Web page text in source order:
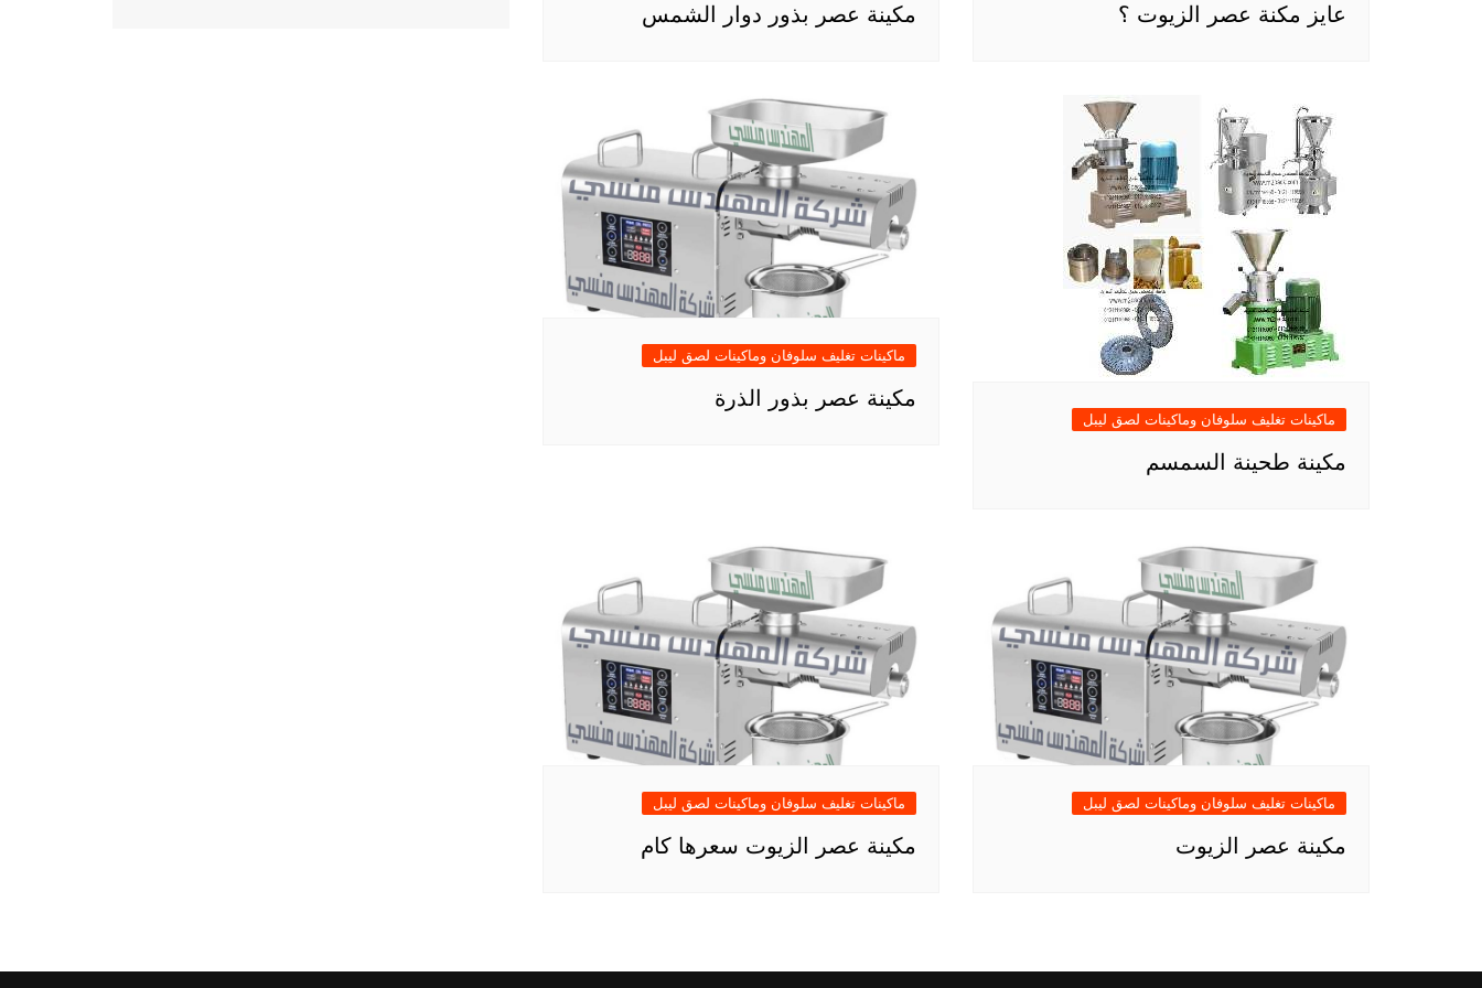
عايز مكنة عصر الزيوت ؟ مكينة عصر بذور دوار الشمس
ماكينات تغليف سلوفان وماكينات لصق ليبل
مكينة طحينة السمسم
ماكينات تغليف سلوفان وماكينات لصق ليبل
مكينة عصر بذور الذرة
ماكينات تغليف سلوفان وماكينات لصق ليبل
مكينة عصر الزيوت
ماكينات تغليف سلوفان وماكينات لصق ليبل
مكينة عصر الزيوت سعرها كام